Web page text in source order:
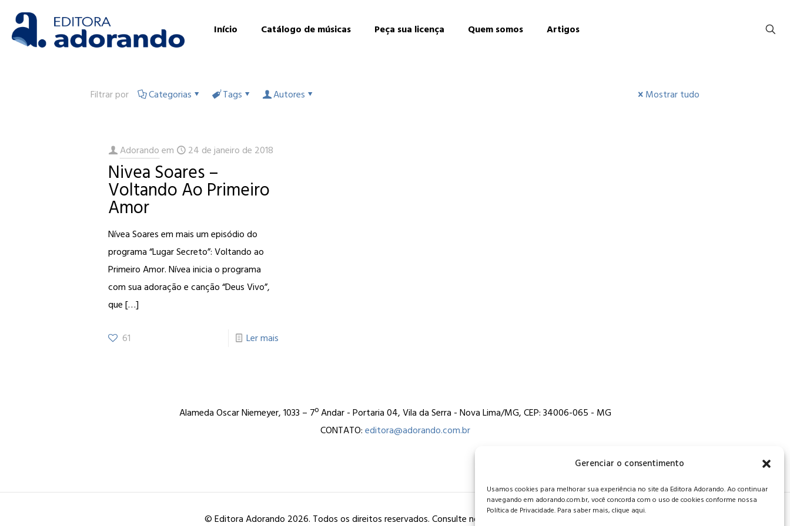
Gerenciar o consentimento
Usamos cookies para melhorar sua experiência no site da Editora Adorando. Ao continuar
navegando em adorando.com.br, você concorda com o uso de cookies conforme nossa
Política de Privacidade. Para saber mais, clique aqui.
Início Catálogo de músicas Peça sua licença Quem somos Artigos
Filtrar por Categorias Tags Autores Mostrar tudo
Adorando em 24 de janeiro de 2018
Nivea Soares –
Voltando Ao Primeiro
Amor
Nívea Soares em mais um episódio do
programa “Lugar Secreto”: Voltando ao
Primeiro Amor. Nívea inicia o programa
com sua adoração e canção “Deus Vivo”,
que[…]
61 Ler mais
Alameda Oscar Niemeyer, 1033 – 7º Andar - Portaria 04, Vila da Serra - Nova Lima/MG, CEP: 34006-065 - MG
CONTATO:editora@adorando.com.br
© Editora Adorando 2026. Todos os direitos reservados. Consulte nossa